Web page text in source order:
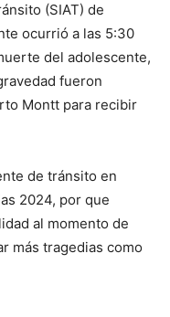
(SIAT) de
ocurrió a las 5:30
del adolescente,
fueron
Montt para recibir
de tránsito en
2024, por que
al momento de
más tragedias como